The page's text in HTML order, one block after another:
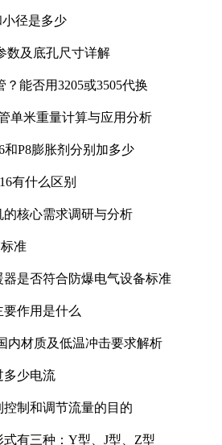
径是多少
数及底孔尺寸详解
？能否用3205或3505代换
单米重量计算与应用分析
和P8膨胀剂分别加多少
有什么区别
核心需求调研与分析
准
是否符合防爆电气设备标准
作用是什么
内材质及低温冲击要求解析
多少电流
制和调节流量的目的
有三种：Y型、J型、Z型